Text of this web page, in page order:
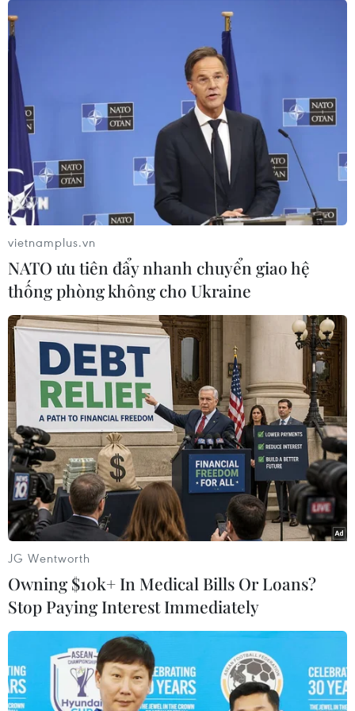
Iran nêu điều kiện giảm quy mô hoạt động
hạt nhân
30/08/2021 14:10
Ông Saeed Khatibzadeh cho biết, nếu Washington tuân
thủ các nghĩa vụ của mình theo cách được xác minh
như vậy thì Iran sẽ chấp nhận để các đại diện Mỹ ngồi
trong phòng đàm phán về thỏa thuận hạt nhân.
vietnamplus.vn
NATO ưu tiên đẩy nhanh chuyển giao hệ
thống phòng không cho Ukraine
JG Wentworth
Owning $10k+ In Medical Bills Or Loans?
Stop Paying Interest Immediately